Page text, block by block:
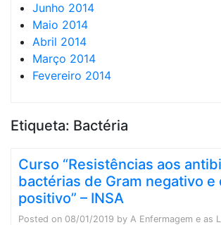
Junho 2014
Maio 2014
Abril 2014
Março 2014
Fevereiro 2014
Etiqueta: Bactéria
Curso “Resistências aos
bactérias de Gram negativo e
positivo” – INSA
Posted on 08/01/2019 by A Enfermagem e as